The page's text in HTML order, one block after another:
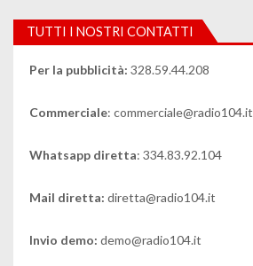
TUTTI I NOSTRI CONTATTI
Per la pubblicità: 328.59.44.208
Commerciale: commerciale@radio104.it
Whatsapp diretta: 334.83.92.104
Mail diretta: diretta@radio104.it
Invio demo: demo@radio104.it